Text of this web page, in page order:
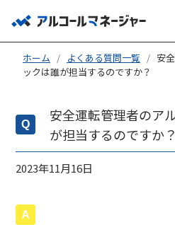
ホーム / よくある質問一覧 / 安
ックは誰が担当するのですか？
安全運転管理者のア
が担当するのですか？
2023年11月16日